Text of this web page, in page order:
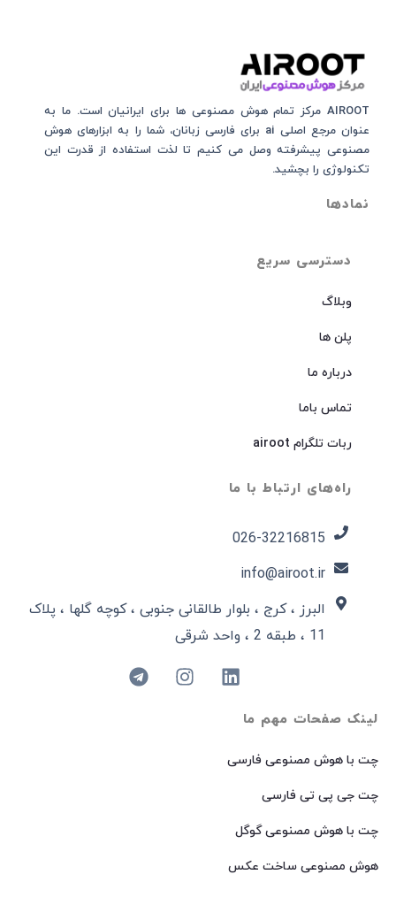
لینک صفحات مهم ما
چت با هوش مصنوعی فارسی
چت جی پی تی فارسی
چت با هوش مصنوعی گوگل
هوش مصنوعی ساخت عکس
دسترسی سریع
وبلاگ
پلن ها
درباره ما
تماس باما
ربات تلگرام airoot
راه‌های ارتباط با ما
026-32216815​
info@airoot.ir
البرز ، کرج ، بلوار طالقانی جنوبی ، کوچه گلها ، پلاک
11 ، طبقه 2 ، واحد شرقی
AIROOT مرکز تمام هوش مصنوعی‌‌‌ ها برای ایرانیان است. ما به
عنوان مرجع اصلی ai برای فارسی زبانان، شما را به ابزارهای هوش
مصنوعی پیشرفته وصل می کنیم تا لذت استفاده از قدرت این
تکنولوژی را بچشید.
نمادها